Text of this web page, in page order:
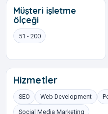
Müşteri işletme
ölçeği
51 - 200
Hizmetler
SEO Web Development
Social Media Marketing